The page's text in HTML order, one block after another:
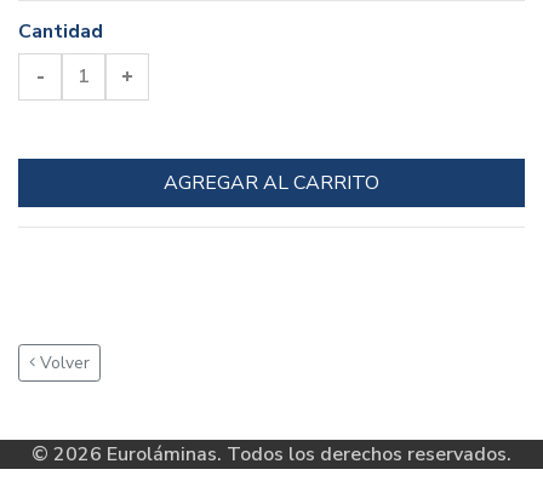
Cantidad
-
1 +
AGREGAR AL CARRITO
Volver
© 2026 Euroláminas. Todos los derechos reservados.